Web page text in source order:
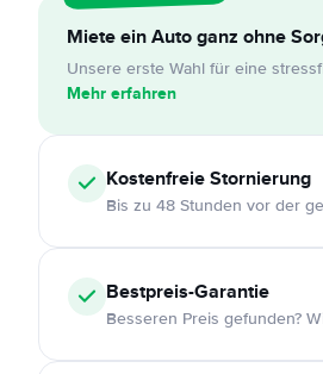
Miete ein Auto ganz ohne
Unsere erste Wahl für eine
Mehr erfahren
KostenfreieStornierung
Bis zu 48 Stunden vor der
Bestpreis-Garantie
Besseren Preis gefunden?